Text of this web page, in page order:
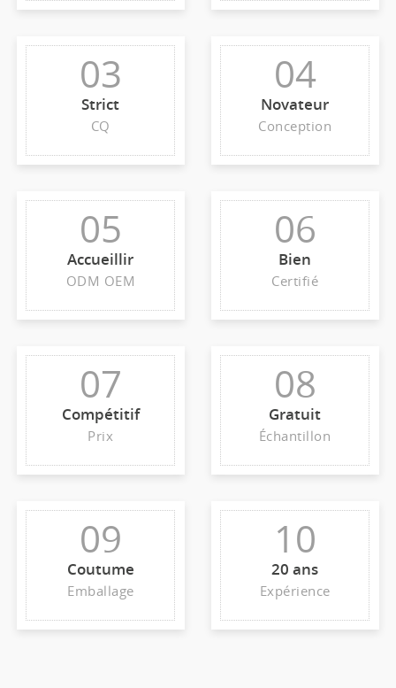
03
Strict
CQ
04
Novateur
Conception
05
Accueillir
ODM OEM
06
Bien
Certifié
07
Compétitif
Prix
08
Gratuit
Échantillon
09
Coutume
Emballage
10
20 ans
Expérience